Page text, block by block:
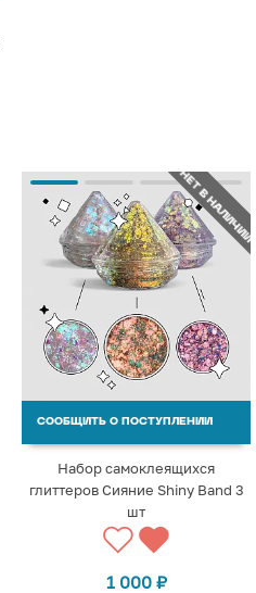
НЕТ В НАЛИЧИИ
СООБЩИТЬ О ПОСТУПЛЕНИИ
Набор самоклеящихся
глиттеров Сияние Shiny Band 3
шт
1 000 ₽